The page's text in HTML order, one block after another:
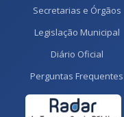
Secretarias e Órgãos
Legislação Municipal
Diário Oficial
Perguntas Frequentes